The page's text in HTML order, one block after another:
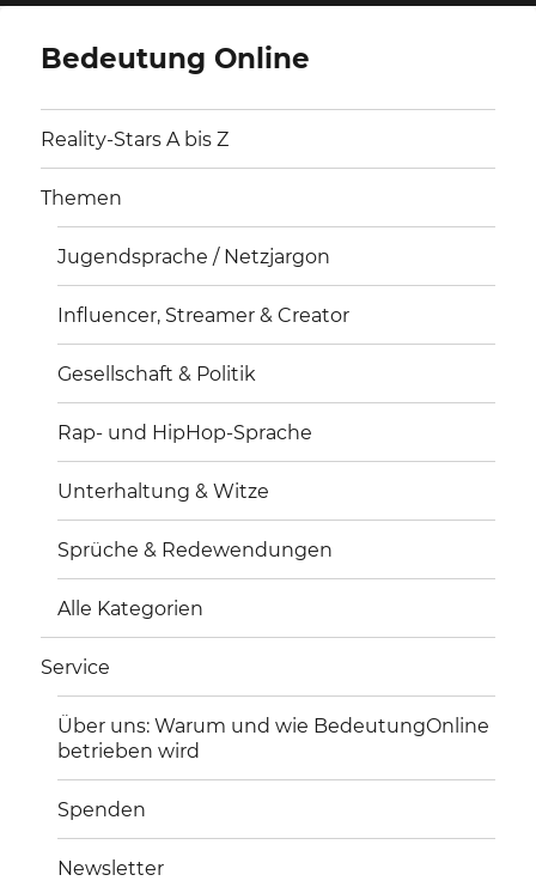
Bedeutung Online
Reality-Stars A bis Z
Themen
Jugendsprache / Netzjargon
Influencer, Streamer & Creator
Gesellschaft & Politik
Rap- und HipHop-Sprache
Unterhaltung & Witze
Sprüche & Redewendungen
Alle Kategorien
Service
Über uns: Warum und wie BedeutungOnline
betrieben wird
Spenden
Newsletter